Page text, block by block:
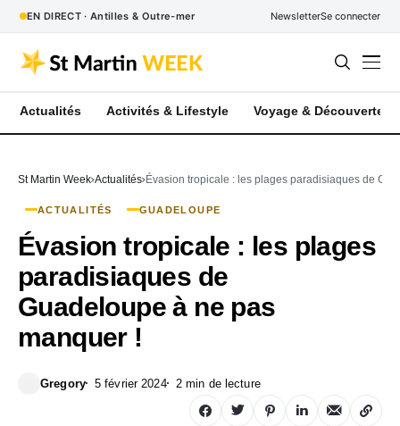
EN DIRECT · Antilles & Outre-mer NewsletterSe connecter
Actualités Activités & Lifestyle Voyage & Découverte
St Martin Week Actualités Évasion tropicale : les plages paradisiaques de
ACTUALITÉS GUADELOUPE
Évasion tropicale : les plages
paradisiaques de
Guadeloupe à ne pas
manquer !
Gregory 5 février 2024 2 min de lecture